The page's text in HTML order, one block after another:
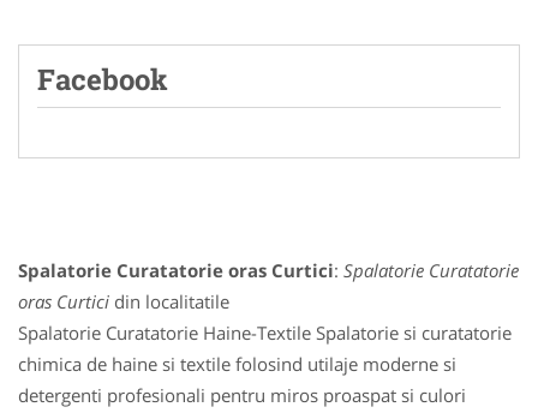
Facebook
Spalatorie Curatatorie oras Curtici: Spalatorie Curatatorie
oras Curtici din localitatile
Spalatorie Curatatorie Haine-Textile Spalatorie si curatatorie
chimica de haine si textile folosind utilaje moderne si
detergenti profesionali pentru miros proaspat si culori